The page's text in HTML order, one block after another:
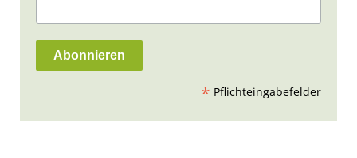
* Pflichteingabefelder